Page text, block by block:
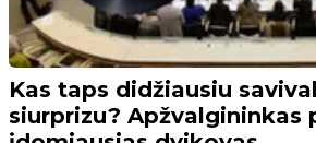
Kas taps didžiausiu
siurprizu? Apžvalgininkas